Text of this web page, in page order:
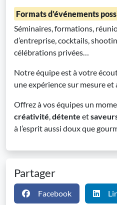
Formats d’événements
Séminaires, formations,
d’entreprise, cocktails,
célébrations privées…
Notre équipe est à votre
une expérience sur mesure et
Offrez à vos équipes un
créativité,détente et
à l’esprit aussi doux que
Partager
Facebook